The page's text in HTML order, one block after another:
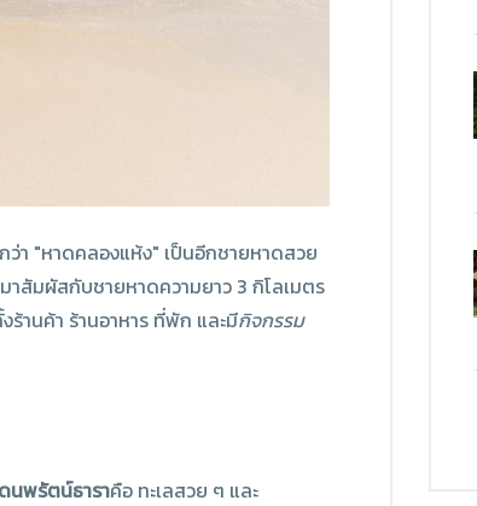
ว่า "หาดคลองแห้ง" เป็นอีกชายหาดสวย
าสัมผัสกับชายหาดความยาว 3 กิโลเมตร
านค้า ร้านอาหาร ที่พัก และมีกิจกรรม
นพรัตน์ธาราคือ ทะเลสวย ๆ และ